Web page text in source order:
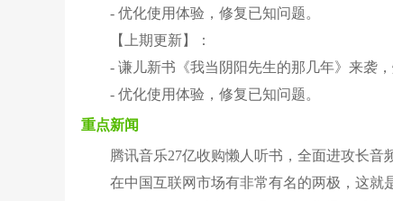
- 优化使用体验，修复已知问题。
【上期更新】：
- 谦儿新书《我当阴阳先生的那几年》来袭，
- 优化使用体验，修复已知问题。
重点新闻
腾讯音乐27亿收购懒人听书，全面进攻长音
在中国互联网市场有非常有名的两极，这就